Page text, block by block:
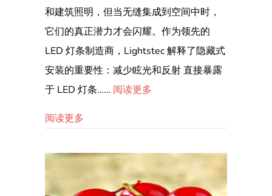
个
创
明
意
和建筑照明，但当无缝集成到空间中时，
它们的真正潜力才会闪耀。作为领先的
LED 灯条制造商，Lightstec 解释了隐藏式
安装的重要性：减少眩光和反射 直接暴露
于 LED 灯条…… 阅读更多
阅读更多